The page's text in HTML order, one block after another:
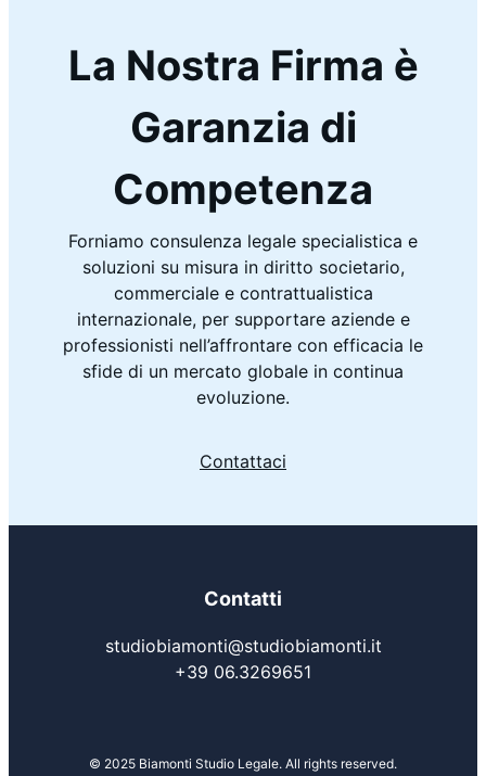
La Nostra Firma è
Garanzia di
Competenza
Forniamo consulenza legale specialistica e
soluzioni su misura in diritto societario,
commerciale e contrattualistica
internazionale, per supportare aziende e
professionisti nell’affrontare con efficacia le
sfide di un mercato globale in continua
evoluzione.
Contattaci
Contatti
studiobiamonti@studiobiamonti.it
+39 06.3269651
© 2025 Biamonti Studio Legale. All rights reserved.